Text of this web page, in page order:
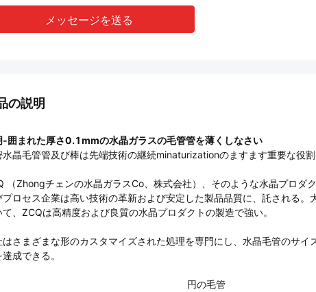
メッセージを送る
の説明
-囲まれた厚さ0.1mmの水晶ガラスの毛管管を薄くしなさい
水晶毛管管及び棒は先端技術の継続minaturizationのますます重要な役割
（Zhongチェンの水晶ガラスCo、株式会社）、そのような水晶プロダ
プロセス企業は高い技術の革新および安定した製品品質に、託される
て、ZCQは高精度および良質の水晶プロダクトの製造で強い。
はさまざまな形のカスタマイズされた処理を専門にし、水晶毛管のサ
成できる。
円の毛管